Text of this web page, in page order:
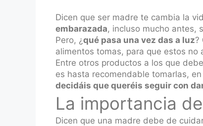
Dicen que ser madre te cambia la
embarazada, incluso mucho antes,
Pero, ¿qué pasa una vez das a luz?
alimentos tomas, para que estos
Entre otros productos a los que
es hasta recomendable tomarlas,
decidáis que queréis seguir con
La importancia
Dicen que una madre debe de